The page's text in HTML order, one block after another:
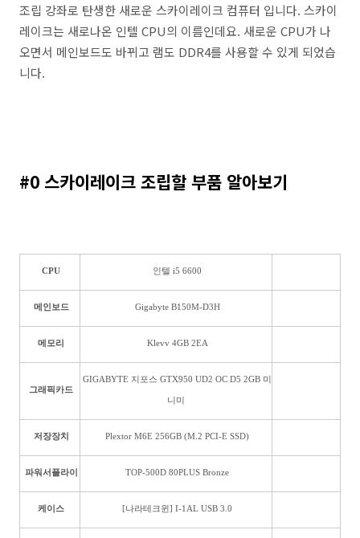
조립 강좌로 탄생한 새로운 스카이레이크 컴퓨터 입니다. 스카이
레이크는 새로나온 인텔 CPU의 이름인데요. 새로운 CPU가 나
오면서 메인보드도 바뀌고 램도 DDR4를 사용할 수 있게 되었습
니다.
#0 스카이레이크 조립할 부품 알아보기
CPU 인텔 i5 6600
메인보드 Gigabyte B150M-D3H
메모리 Klevv 4GB 2EA
그래픽카드
GIGABYTE 지포스 GTX950 UD2 OC D5 2GB 미
니미
저장장치 Plextor M6E 256GB (M.2 PCI-E SSD)
파워서플라이 TOP-500D 80PLUS Bronze
케이스 [나라테크윈] I-1AL USB 3.0